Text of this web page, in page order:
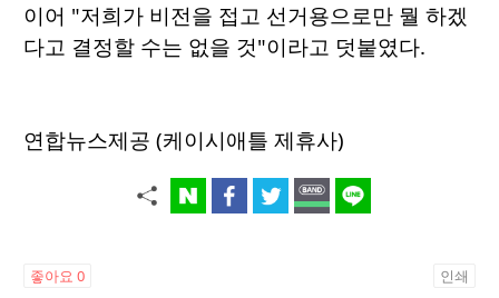
이어 "저희가 비전을 접고 선거용으로만 뭘 하겠
다고 결정할 수는 없을 것"이라고 덧붙였다.
연합뉴스제공 (케이시애틀 제휴사)
좋아요 0 인쇄